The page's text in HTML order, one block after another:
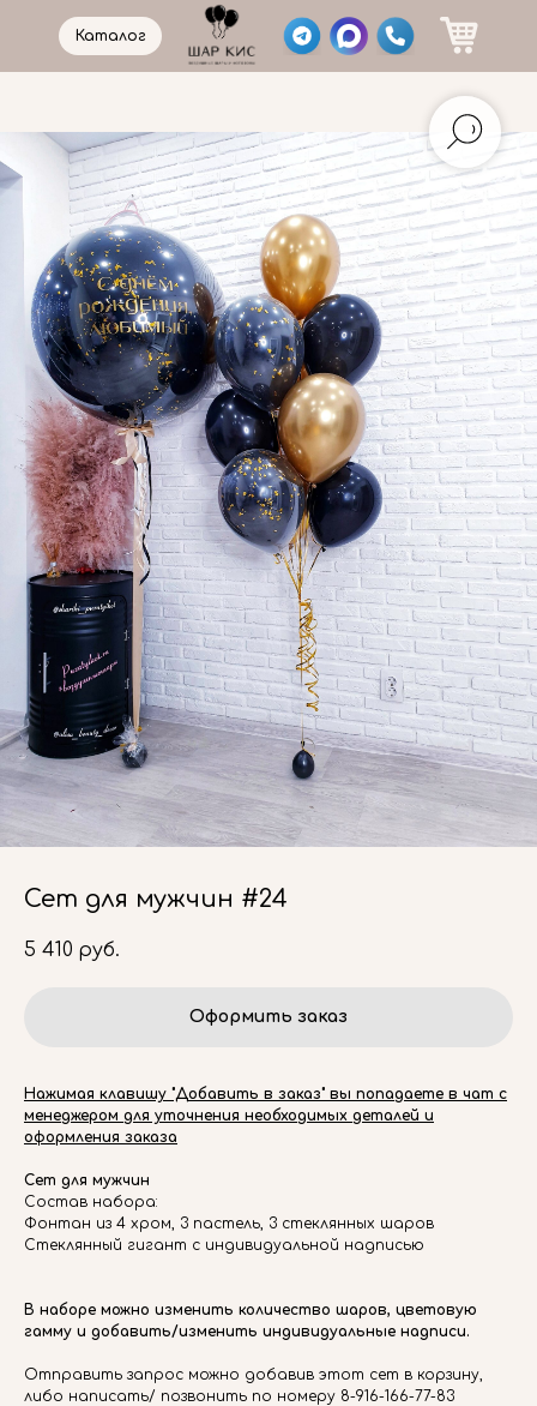
Каталог
Сет для мужчин #24
5 410 руб.
Оформить заказ
Нажимая клавишу "Добавить в заказ" вы попадаете в чат с
менеджером для уточнения необходимых деталей и
оформления заказа
Сет для мужчин
Состав набора:
Фонтан из 4 хром, 3 пастель, 3 стеклянных шаров
Стеклянный гигант с индивидуальной надписью
В наборе можно изменить количество шаров, цветовую
гамму и добавить/изменить индивидуальные надписи.
Отправить запрос можно добавив этот сет в корзину,
либо написать/ позвонить по номеру 8-916-166-77-83